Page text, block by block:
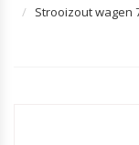
Strooizout wagen